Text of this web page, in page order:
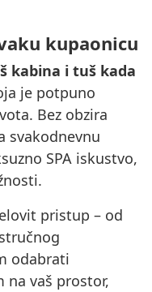
kupaonicu
kabina i tuš kada
je potpuno
Bez obzira
svakodnevnu
SPA iskustvo,
pristup – od
odabrati
na vaš prostor,